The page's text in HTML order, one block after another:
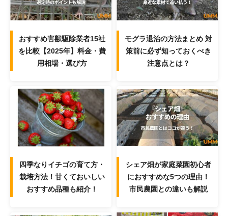
おすすめ害獣駆除業者15社
を比較【2025年】料金・費
用相場・選び方
モグラ退治の方法まとめ 対
策前に必ず知っておくべき
注意点とは？
四季なりイチゴの育て方・
栽培方法！甘くておいしい
おすすめ品種も紹介！
シェア畑が家庭菜園初心者
におすすめな5つの理由！
市民農園との違いも解説